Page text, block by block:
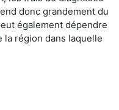
donc grandement du
également dépendre
région dans laquelle